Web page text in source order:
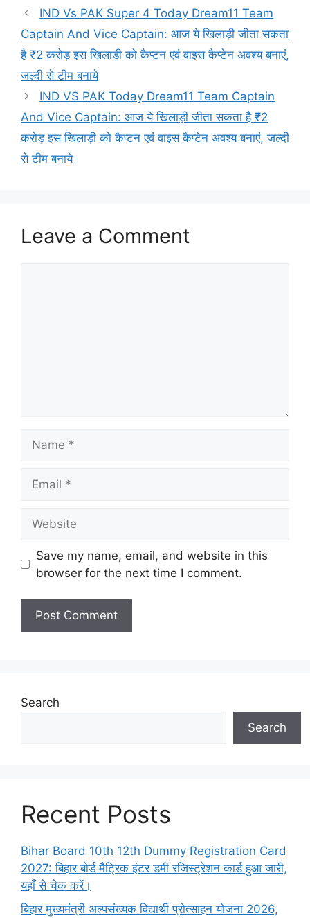
IND Vs PAK Super 4 Today Dream11 Team
Captain And Vice Captain: आज ये खिलाड़ी जीता सकता
है ₹2 करोड़ इस खिलाड़ी को कैप्टन एवं वाइस कैप्टेन अवश्य बनाएं,
जल्दी से टीम बनाये
IND VS PAK Today Dream11 Team Captain
And Vice Captain: आज ये खिलाड़ी जीता सकता है ₹2
करोड़ इस खिलाड़ी को कैप्टन एवं वाइस कैप्टेन अवश्य बनाएं, जल्दी
से टीम बनाये
Leave a Comment
Save my name, email, and website in this
browser for the next time I comment.
Search
Search
Recent Posts
Bihar Board 10th 12th Dummy Registration Card
2027: बिहार बोर्ड मैट्रिक इंटर डमी रजिस्ट्रेशन कार्ड हुआ जारी,
यहाँ से चेक करें।
बिहार मुख्यमंत्री अल्पसंख्यक विद्यार्थी प्रोत्साहन योजना 2026,